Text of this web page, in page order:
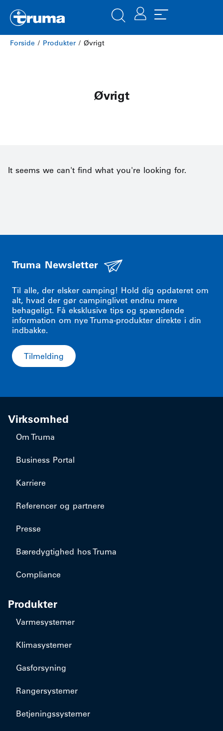
Forside / Produkter/ Øvrigt
Øvrigt
It seems we can't find what you're looking for.
Truma Newsletter
Til alle, der elsker camping! Hold dig opdateret om
alt, hvad der gør campinglivet endnu mere
behageligt. Få eksklusive tips og spændende
information om nye Truma-produkter direkte i din
indbakke.
Tilmelding
Virksomhed
Om Truma
Business Portal
Karriere
Referencer og partnere
Presse
Bæredygtighed hos Truma
Compliance
Produkter
Varmesystemer
Klimasystemer
Gasforsyning
Rangersystemer
Betjeningssystemer